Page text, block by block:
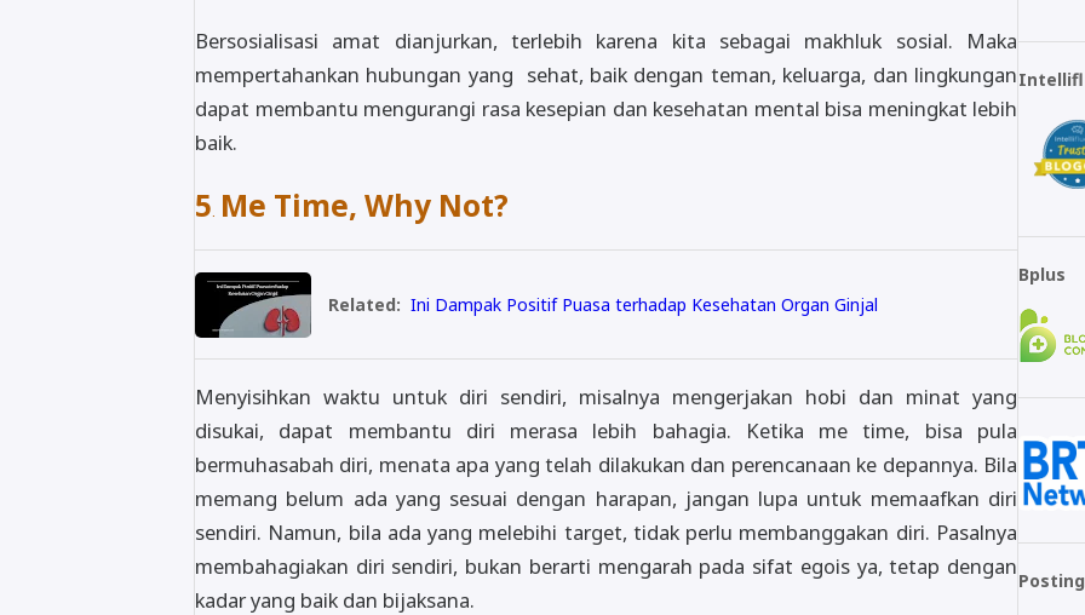
Bersosialisasi amat dianjurkan, terlebih karena kita sebagai makhluk sosial. Maka
mempertahankan hubungan yang sehat, baik dengan teman, keluarga, dan lingkungan
dapat membantu mengurangi rasa kesepian dan kesehatan mental bisa meningkat lebih
baik.
5. Me Time, Why Not?
Related: Ini Dampak Positif Puasa terhadap Kesehatan Organ Ginjal
Menyisihkan waktu untuk diri sendiri, misalnya mengerjakan hobi dan minat yang
disukai, dapat membantu diri merasa lebih bahagia. Ketika me time, bisa pula
bermuhasabah diri, menata apa yang telah dilakukan dan perencanaan ke depannya. Bila
memang belum ada yang sesuai dengan harapan, jangan lupa untuk memaafkan diri
sendiri. Namun, bila ada yang melebihi target, tidak perlu membanggakan diri. Pasalnya
membahagiakan diri sendiri, bukan berarti mengarah pada sifat egois ya, tetap dengan
kadar yang baik dan bijaksana.
Bplus